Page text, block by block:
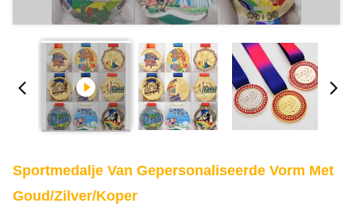
Sportmedalje Van Gepersonaliseerde Vorm Met
Goud/zilver/koper